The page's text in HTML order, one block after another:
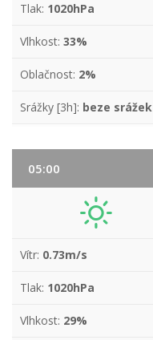
Tlak: 1020hPa
Vlhkost: 33%
Oblačnost: 2%
Srážky [3h]: beze srážek
05:00
Vítr: 0.73m/s
Tlak: 1020hPa
Vlhkost: 29%